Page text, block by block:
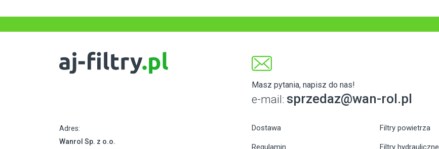
Masz pytania, napisz do nas!
e-mail: sprzedaz@wan-rol.pl
Adres:
Wanrol Sp. z o.o.
Dostawa
Regulamin
Filtry powietrza
Filtry hydrauliczne